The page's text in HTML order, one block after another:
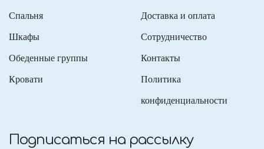
Спальня
Шкафы
Обеденные группы
Кровати
Доставка и оплата
Сотрудничество
Контакты
Политика
конфиденциальности
Подписаться на рассылку